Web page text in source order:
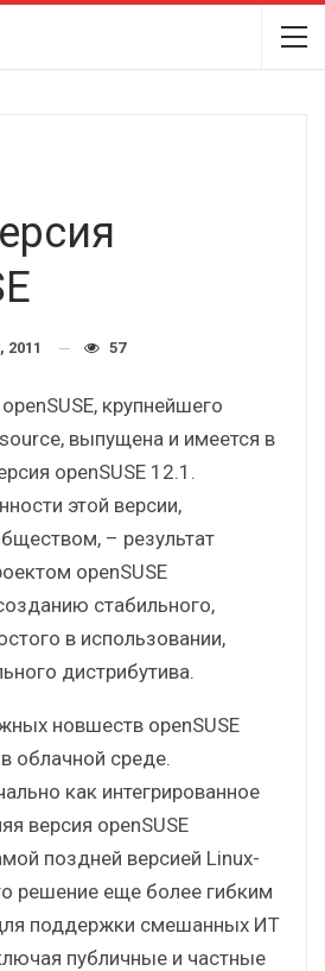
2011 57
крупнейшего
выпущена и имеется в
openSUSE 12.1.
этой версии,
– результат
openSUSE
стабильного,
в использовании,
дистрибутива.
новшеств openSUSE
облачной среде.
как интегрированное
версия openSUSE
поздней версией Linux-
решение еще более гибким
поддержки смешанных ИТ
публичные и частные